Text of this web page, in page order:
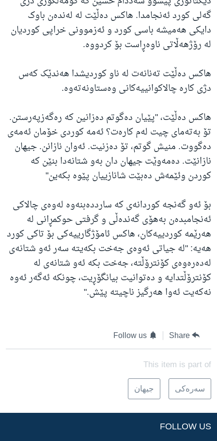
گەلی کورد ئەنجامدا. هاکس دەڵێت لە لەندەن باوک
دایکی هەمیشە باسی کورد و ئەزموونی خراپی کوردیان
لە رۆژهەڵاتی ناوەڕاست بۆ کردووە.
هاکس دەڵێت تەنانەت لە ناو کوردیشدا هەندێک کەس
دژی کارە چالاکوانییەکانی وەستاونەتەوە.
هاکس دەڵێت، "پێیان دەگوتم دەزانین کە رەگەزپەرستن.
تۆ بەتەمای چیت لەم کارەت؟ ئەمە کوردی خۆمان ئەمەی
دەگووت. منیش گوتم، تۆ دەزنیت. ئەوان نازانن. جیهان
نازانێت. دەمەوێت جیهان دان بەو شتانەدا بنێن کە
کوردن وئێمەش دەبێت شانازییان پێوە بکەین"
بۆ ئەو گەنجە کوردانەی کە سارددەبنەوە لەوەی چالاکی
ئەنجامبدەن بەهۆی گەندەڵی و گرفتی حوکمڕانی لە
هەرێمە کوردییەکان، هاکس ئامۆژگارییەکی بۆ تاکی کورد
هەیە: "لە جیاتی ئەوەی جەخت بکەیتە سەر ئەو شتانەی
لەدەرەوەی کۆنترۆڵتە، جەخت بکە ئەو شتانەی لە
کۆنترۆڵتدایە و دەتوانیت بیانگۆڕیت، چونکە ئەگەر ئەوە
نەکەیت ئەوا هەرگیز ناچیتە پێش."
Share
Follow us
This item is part of
سه‌ره‌کی جیهان
FOLLOW US